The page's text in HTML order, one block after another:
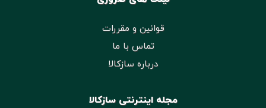
قوانین و مقررات
تماس با ما
درباره سازکالا
مجله اینترنتی سازکالا